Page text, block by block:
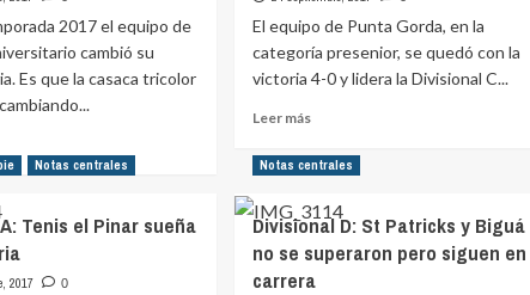
Monte
VI
ante
en
2017 el equipo de
cambió su
Es que la casaca tricolor
El equipo de Punta Gorda, en la
categoría presenior, se quedó con la
victoria 4-0 y lidera la Divisional C...
Leer másLeer
sobre
Limburgo
goleó
a
Matecha
Notas centrales
Tenis el Pinar sueña
2017 0
Notas centrales
Divisional D: St Patricks y Biguá
no se superaron pero siguen en
carrera